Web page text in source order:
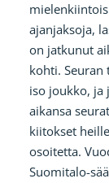
ajanjaksoja,
on jatkunut
kohti.
iso joukko, ja
aikansa
kiitokset
osoitetta.
Suomitalo-